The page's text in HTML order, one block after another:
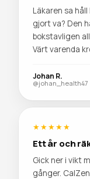
Läkaren sa
gjort va? Den
bokstavligen
Värt varenda
Johan R.
@johan_health47
★★★★★
Ett år och
Gick ner i vikt
gånger.